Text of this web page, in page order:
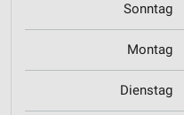
Sonntag
Montag
Dienstag